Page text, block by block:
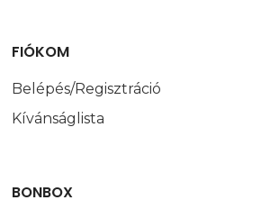
FIÓKOM
Belépés/Regisztráció
Kívánságlista
BONBOX